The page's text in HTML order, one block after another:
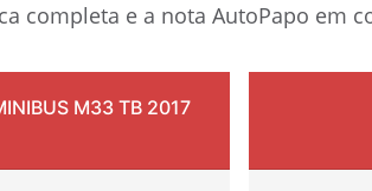
completa e a nota AutoPapo em
M33 TB 2017